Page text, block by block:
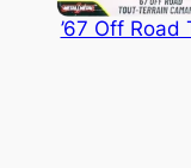
’67 Off Road